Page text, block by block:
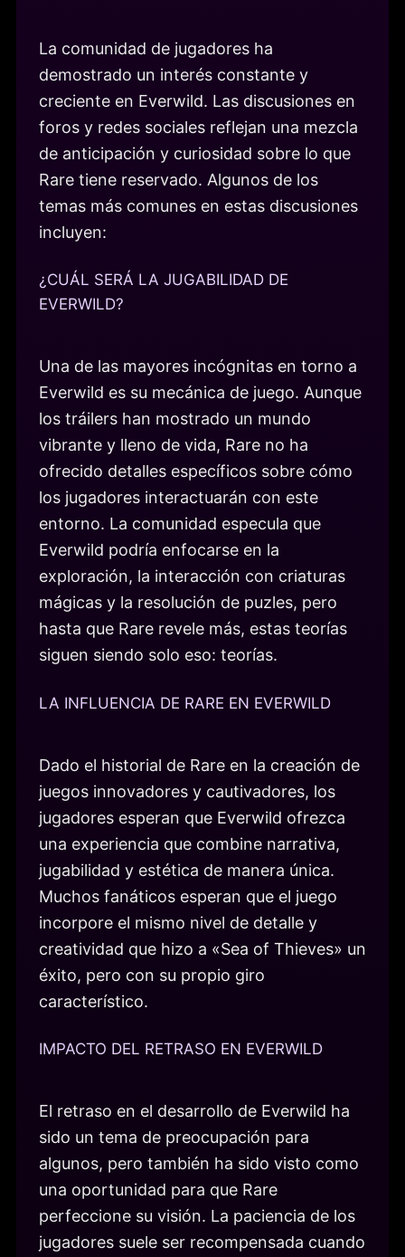
La comunidad de jugadores ha
demostrado un interés constante y
creciente en Everwild. Las discusiones en
foros y redes sociales reflejan una mezcla
de anticipación y curiosidad sobre lo que
Rare tiene reservado. Algunos de los
temas más comunes en estas discusiones
incluyen:
¿CUÁL SERÁ LA JUGABILIDAD DE
EVERWILD?
Una de las mayores incógnitas en torno a
Everwild es su mecánica de juego. Aunque
los tráilers han mostrado un mundo
vibrante y lleno de vida, Rare no ha
ofrecido detalles específicos sobre cómo
los jugadores interactuarán con este
entorno. La comunidad especula que
Everwild podría enfocarse en la
exploración, la interacción con criaturas
mágicas y la resolución de puzles, pero
hasta que Rare revele más, estas teorías
siguen siendo solo eso: teorías.
LA INFLUENCIA DE RARE EN EVERWILD
Dado el historial de Rare en la creación de
juegos innovadores y cautivadores, los
jugadores esperan que Everwild ofrezca
una experiencia que combine narrativa,
jugabilidad y estética de manera única.
Muchos fanáticos esperan que el juego
incorpore el mismo nivel de detalle y
creatividad que hizo a «Sea of Thieves» un
éxito, pero con su propio giro
característico.
IMPACTO DEL RETRASO EN EVERWILD
El retraso en el desarrollo de Everwild ha
sido un tema de preocupación para
algunos, pero también ha sido visto como
una oportunidad para que Rare
perfeccione su visión. La paciencia de los
jugadores suele ser recompensada cuando